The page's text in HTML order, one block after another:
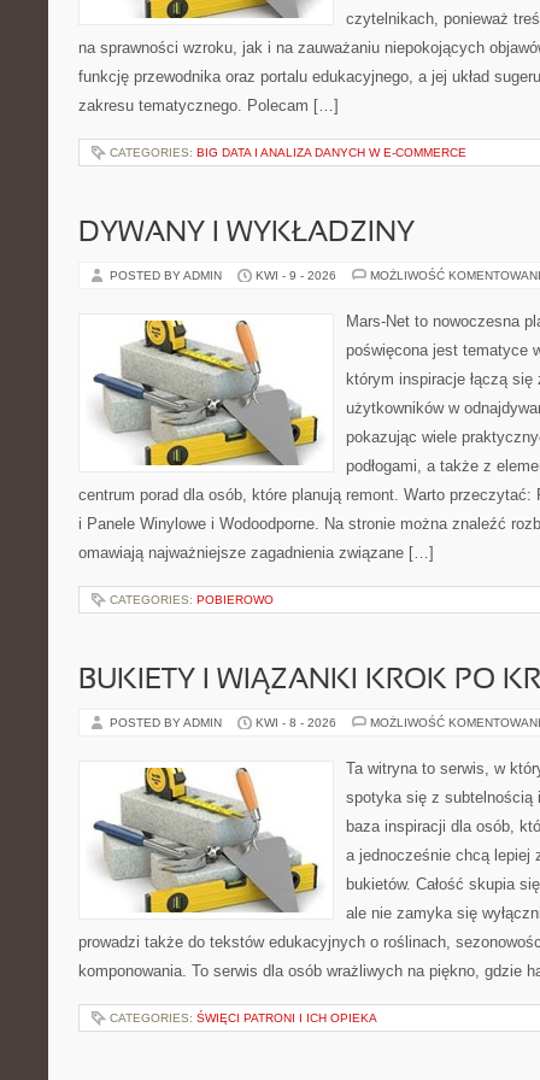
czytelnikach, ponieważ
na sprawności wzroku, jak i na zauważaniu niepokojących
funkcję przewodnika oraz portalu edukacyjnego, a jej układ
zakresu tematycznego. Polecam […]
CATEGORIES: BIG DATA I ANALIZA DANYCH W E-COMMERCE
DYWANY I WYKŁADZINY
POSTED BY ADMIN KWI - 9 - 2026 MOŻLIWOŚĆ
Mars-Net to nowoczesna
poświęcona jest tematyce
którym inspiracje łączą
użytkowników w
pokazując wiele
podłogami, a także z
centrum porad dla osób, które planują remont. Warto przeczytać:
i Panele Winylowe i Wodoodporne. Na stronie można znaleźć
omawiają najważniejsze zagadnienia związane […]
CATEGORIES: POBIEROWO
BUKIETY I WIĄZANKI KROK PO
POSTED BY ADMIN KWI - 8 - 2026 MOŻLIWOŚĆ
Ta witryna to serwis, w
spotyka się z subtelnością
baza inspiracji dla osób,
a jednocześnie chcą lepiej
bukietów. Całość skupia
ale nie zamyka się
prowadzi także do tekstów edukacyjnych o roślinach,
komponowania. To serwis dla osób wrażliwych na piękno, gdzie
CATEGORIES: ŚWIĘCI PATRONI I ICH OPIEKA